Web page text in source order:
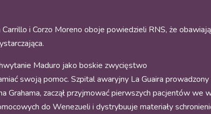
i Corzo Moreno oboje powiedzieli RNS, że
Maduro jako boskie zwycięstwo
swoją pomoc. Szpital awaryjny La Guaira prowadzony
zaczął przyjmować pierwszych pacjentów we
do Wenezueli i dystrybuuje materiały